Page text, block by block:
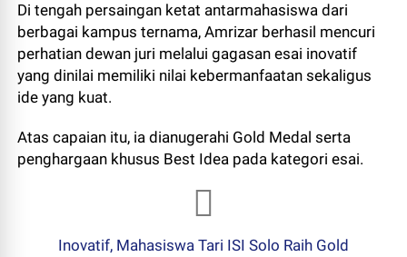
Di tengah persaingan ketat antarmahasiswa dari
berbagai kampus ternama, Amrizar berhasil mencuri
perhatian dewan juri melalui gagasan esai inovatif
yang dinilai memiliki nilai kebermanfaatan sekaligus
ide yang kuat.
Atas capaian itu, ia dianugerahi Gold Medal serta
penghargaan khusus Best Idea pada kategori esai.
Inovatif, Mahasiswa Tari ISI Solo Raih Gold